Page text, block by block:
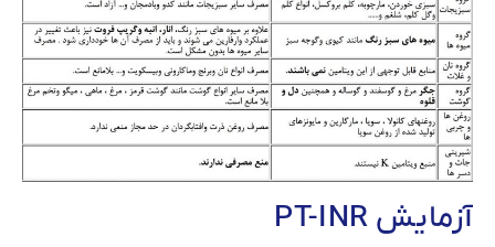
آزمایش PT-INR